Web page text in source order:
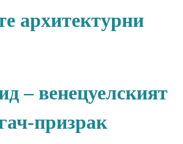
архитектурни
– венецуелският
призрак